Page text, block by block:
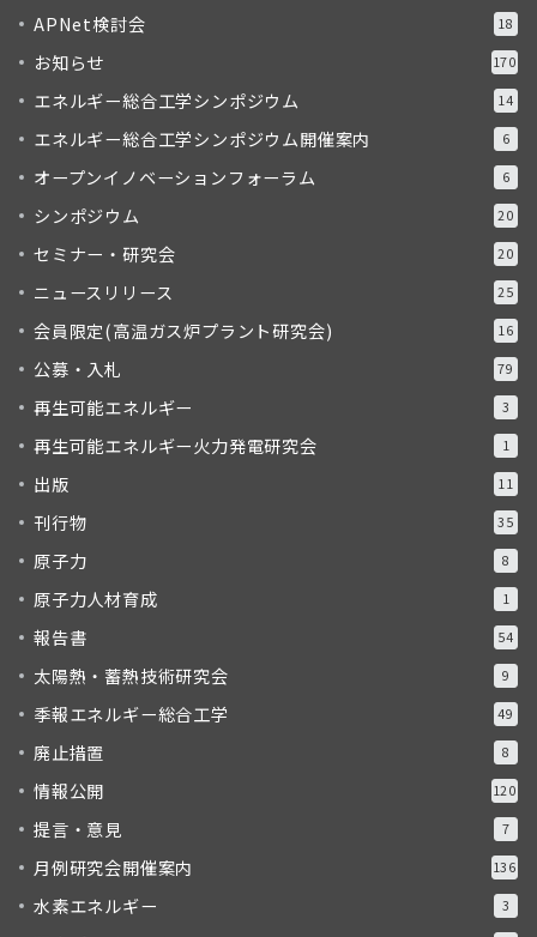
APNet検討会 18
お知らせ 170
エネルギー総合工学シンポジウム 14
エネルギー総合工学シンポジウム開催案内 6
オープンイノベーションフォーラム 6
シンポジウム 20
セミナー・研究会 20
ニュースリリース 25
会員限定(高温ガス炉プラント研究会) 16
公募・入札 79
再生可能エネルギー 3
再生可能エネルギー火力発電研究会 1
出版 11
刊行物 35
原子力 8
原子力人材育成 1
報告書 54
太陽熱・蓄熱技術研究会 9
季報エネルギー総合工学 49
廃止措置 8
情報公開 120
提言・意見 7
月例研究会開催案内 136
水素エネルギー 3